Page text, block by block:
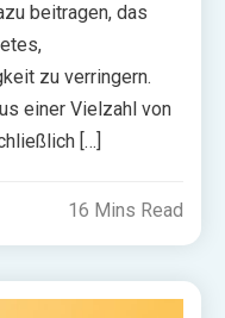
beitragen, das
zu verringern.
einer Vielzahl von
[…]
16 Mins Read